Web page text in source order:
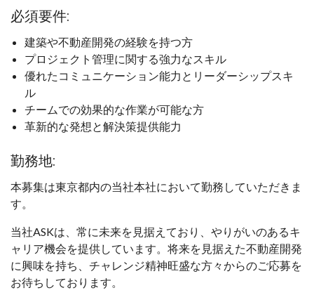
必須要件:
建築や不動産開発の経験を持つ方
プロジェクト管理に関する強力なスキル
優れたコミュニケーション能力とリーダーシップスキ
ル
チームでの効果的な作業が可能な方
革新的な発想と解決策提供能力
勤務地:
本募集は東京都内の当社本社において勤務していただきま
す。
当社ASKは、常に未来を見据えており、やりがいのあるキ
ャリア機会を提供しています。将来を見据えた不動産開発
に興味を持ち、チャレンジ精神旺盛な方々からのご応募を
お待ちしております。